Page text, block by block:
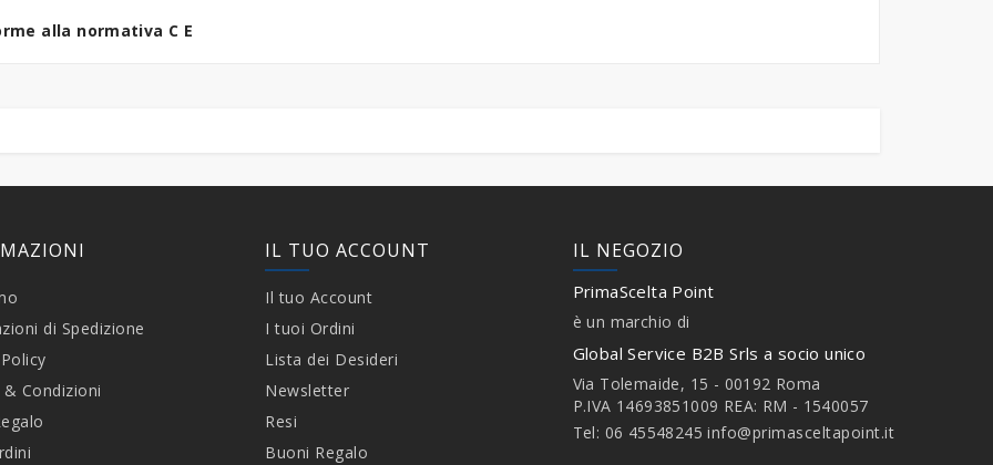
alla normativa C E
di Spedizione
& Condizioni
IL TUO ACCOUNT
Il tuo Account
I tuoi Ordini
Lista dei Desideri
Newsletter
Resi
Buoni Regalo
IL NEGOZIO
PrimaScelta Point
è un marchio di
Global Service B2B Srls a socio unico
Via Tolemaide, 15 - 00192 Roma
P.IVA 14693851009 REA: RM - 1540057
Tel: 06 45548245info@primasceltapoint.it